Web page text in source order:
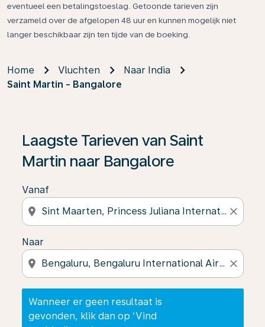
eventueel een betalingstoeslag. Getoonde tarieven zijn
verzameld over de afgelopen 48 uur en kunnen mogelijk niet
langer beschikbaar zijn ten tijde van de boeking.
Home Vluchten
Naar India
Saint Martin - Bangalore
Laagste Tarieven van Saint
Martin naar Bangalore
Vanaf
location_on close
Naar
location_on close
Wanneer er geen resultaat is
gevonden, klik dan op ‘Vind
Wanneer er geen resultaat is gevonden, klik dan op